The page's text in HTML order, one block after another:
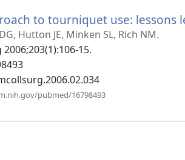
窗
口）
to tourniquet use: lessons
Hutton JE, Minken SL, Rich NM.
2006;203(1):106-15.
pubmed/16798493